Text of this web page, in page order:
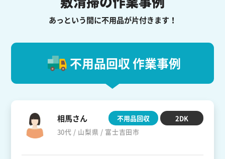
あっという間に不用品が片付きます！
不用品回収 作業事例
相馬さん
30代 / 山梨県 / 富士吉田市
不用品回収 2DK